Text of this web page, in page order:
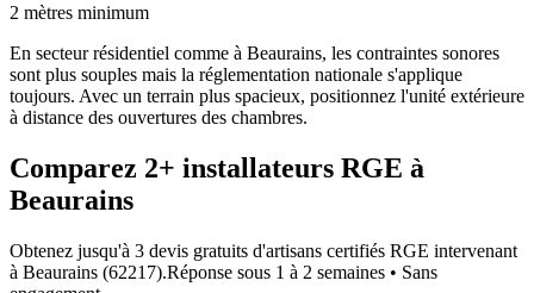
2 mètres minimum
En secteur résidentiel comme à Beaurains, les contraintes sonores
sont plus souples mais la réglementation nationale s'applique
toujours. Avec un terrain plus spacieux, positionnez l'unité extérieure
à distance des ouvertures des chambres.
Comparez 2+ installateurs RGE à
Beaurains
Obtenez jusqu'à 3 devis gratuits d'artisans certifiés RGE intervenant
à Beaurains (62217).Réponse sous 1 à 2 semaines • Sans